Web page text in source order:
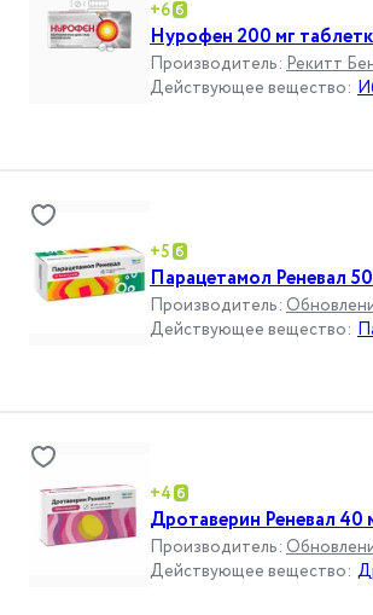
+6
Нурофен 200 мг
Производитель : Рекитт
Действующее вещество :
+5
Парацетамол Реневал
Производитель :
Действующее вещество :
+4
Дротаверин Реневал 40
Производитель :
Действующее вещество :